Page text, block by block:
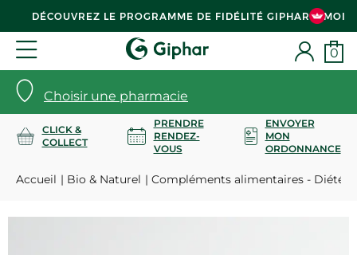
DÉCOUVREZ LE PROGRAMME DE FIDÉLITÉ GIPHAR & MOI
Choisir une pharmacie
0
CLICK &
COLLECT
PRENDRE
RENDEZ-
VOUS
ENVOYER
MON
ORDONNANCE
Accueil Bio & Naturel Compléments alimentaires -